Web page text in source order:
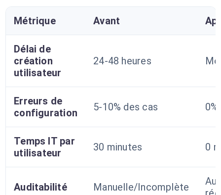
Métrique Avant
Délai de
création
utilisateur
24-48 heures
Erreurs de
configuration
5-10% des cas
Temps IT par
utilisateur
30 minutes 0
Auditabilité Manuelle/Incomplète